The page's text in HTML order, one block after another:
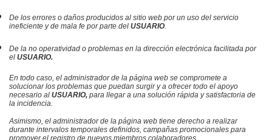
De los errores o daños producidos al sitio web por un uso del servicio
ineficiente y de mala fe por parte del USUARIO
De la no operatividad o problemas en la dirección electrónica facilitada por
el USUARIO.
En todo caso, el administrador de la página web se compromete a
solucionar los problemas que puedan surgir y a ofrecer todo el apoyo
necesario al USUARIO, para llegar a una solución rápida y satisfactoria de
la incidencia.
Asimismo, el administrador de la página web tiene derecho a realizar
durante intervalos temporales definidos, campañas promocionales para
promover el registro de nuevos miembros colaboradores.